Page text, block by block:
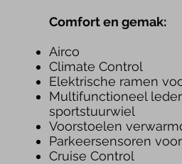
Comfort en gemak:
Airco
Climate Control
Elektrische ramen
Multifunctioneel
sportstuurwiel
Voorstoelen
Parkeersensoren
Cruise Control